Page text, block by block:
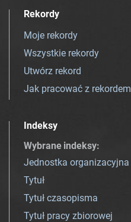
Rekordy
Moje rekordy
Wszystkie rekordy
Utwórz rekord
Jak pracować z rekordem
Indeksy
Wybrane indeksy:
Jednostka organizacyjna
Tytuł
Tytuł czasopisma
Tytuł pracy zbiorowej